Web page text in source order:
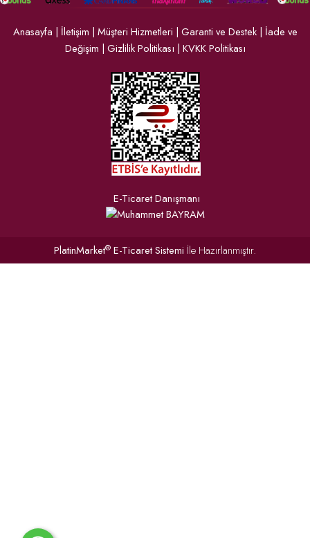
Anasayfa | İletişim | Müşteri Hizmetleri | Garanti ve Destek| İade ve
Değişim | Gizlilik Politikası | KVKK Politikası
E-Ticaret Danışmanı
PlatinMarket® E-Ticaret Sistemi İle Hazırlanmıştır.